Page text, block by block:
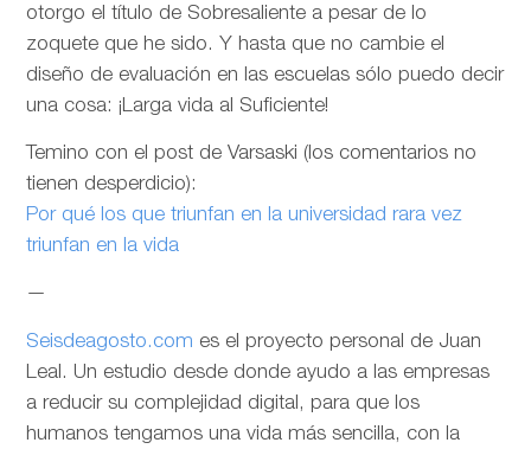
otorgo el título de Sobresaliente a pesar de lo
zoquete que he sido. Y hasta que no cambie el
diseño de evaluación en las escuelas sólo puedo decir
una cosa: ¡Larga vida al Suficiente!
Temino con el post de Varsaski (los comentarios no
tienen desperdicio):
Por qué los que triunfan en la universidad rara vez
triunfan en la vida
—
Seisdeagosto.com es el proyecto personal de Juan
Leal. Un estudio desde donde ayudo a las empresas
a reducir su complejidad digital, para que los
humanos tengamos una vida más sencilla, con la